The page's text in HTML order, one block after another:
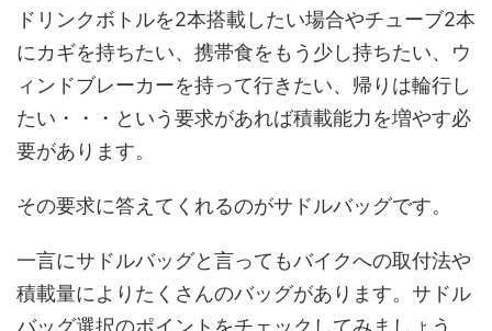
ドリンクボトルを2本搭載したい場合やチューブ2本
にカギを持ちたい、携帯食をもう少し持ちたい、ウ
ィンドブレーカーを持って行きたい、帰りは輪行し
たい・・・という要求があれば積載能力を増やす必
要があります。
その要求に答えてくれるのがサドルバッグです。
一言にサドルバッグと言ってもバイクへの取付法や
積載量によりたくさんのバッグがあります。サドル
バッグ選択のポイントをチェックしてみましょう。